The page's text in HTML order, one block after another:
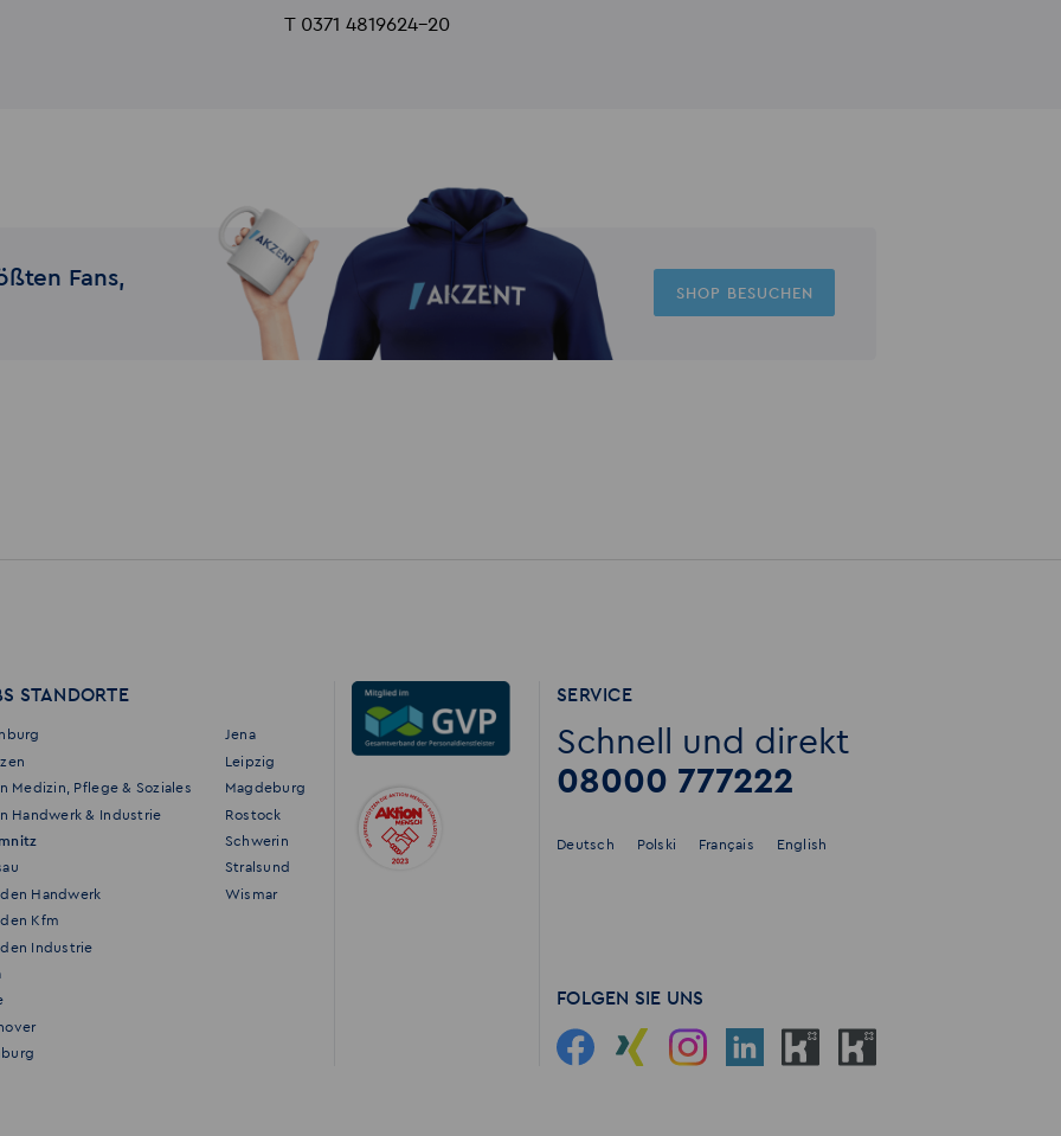
T 0371 4819624-20
Fans,
SHOP BESUCHEN
STANDORTE
Medizin, Pflege & Soziales
Handwerk & Industrie
Handwerk
Kfm
Industrie
Jena
Leipzig
Magdeburg
Rostock
Schwerin
Stralsund
Wismar
SERVICE
Schnell und direkt
08000 777222
Deutsch Polski Français English
FOLGEN SIE UNS